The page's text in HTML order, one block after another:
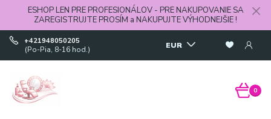
ESHOP LEN PRE PROFESIONÁLOV - PRE NAKUPOVANIE SA
ZAREGISTRUJTE PROSÍM a NAKUPUJTE VÝHODNEJŠIE !
EUR
+421948050205
(Po-Pia, 8-16 hod.)
0